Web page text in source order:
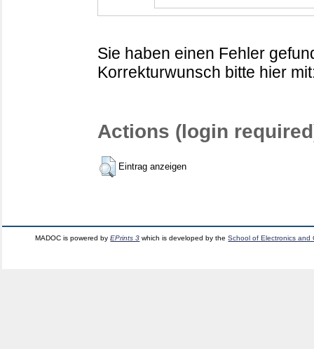
Sie haben einen Fehler
Korrekturwunsch bitte hier
Actions (login
Eintrag anzeigen
MADOC is powered byEPrints 3 which is developed by theSchool of Electronics and